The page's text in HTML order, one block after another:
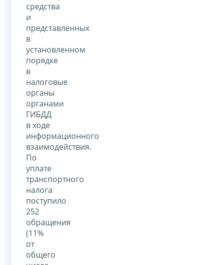
средства
и
представленных
в
установленном
порядке
в
налоговые
органы
органами
ГИБДД
в ходе
информационного
взаимодействия.
По
уплате
транспортного
налога
поступило
252
обращения
(11%
от
общего